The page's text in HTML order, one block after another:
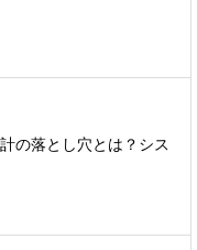
の落とし穴とは？シス